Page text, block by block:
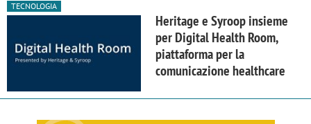
TECNOLOGIA
Heritage e Syroop insieme
per Digital Health Room,
piattaforma per la
comunicazione healthcare